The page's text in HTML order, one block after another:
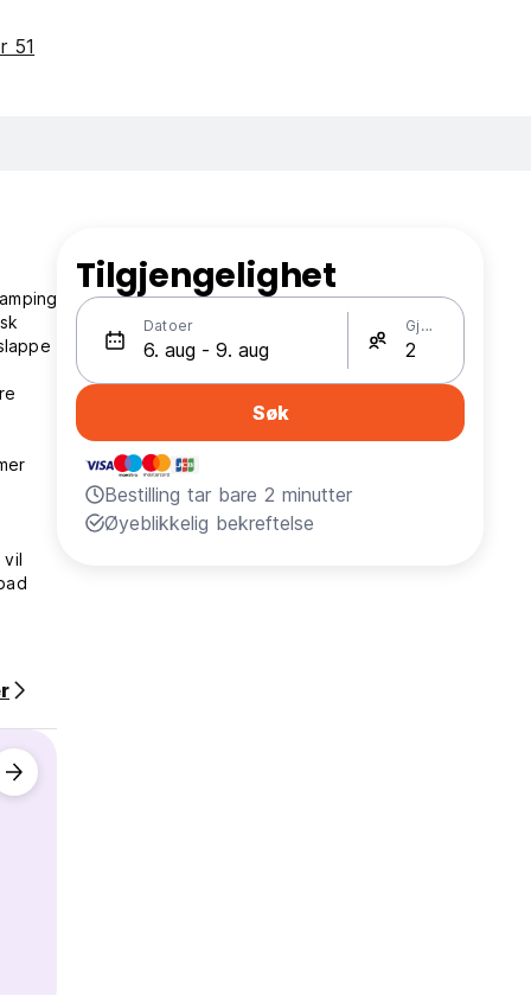
51
vil
Tilgjengelighet
Datoer Gjester
Søk
Bestilling tar bare 2 minutter
Øyeblikkelig bekreftelse